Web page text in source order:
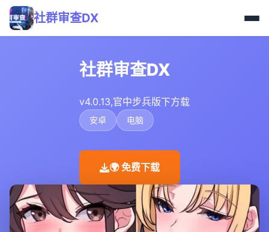
社群审查DX
社群审查DX
v4.0.13,官中步兵版下方载
安卓 电脑
🌍 免费下载